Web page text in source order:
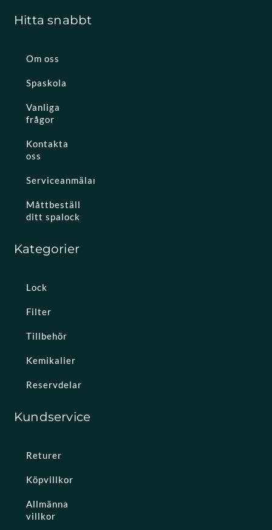
Hitta snabbt
Om oss
Spaskola
Vanliga
frågor
Kontakta
oss
Serviceanmälan
Måttbeställ
ditt spalock
Kategorier
Lock
Filter
Tillbehör
Kemikalier
Reservdelar
Kundservice
Returer
Köpvillkor
Allmänna
villkor